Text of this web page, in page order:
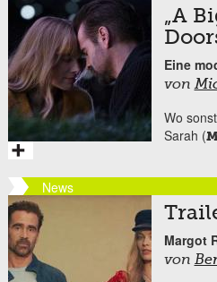
„A
Eine
von
Wo
Sarah (
News
Margot
von